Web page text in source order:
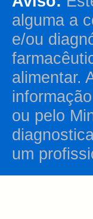
alguma a
e/ou
alimentar.
ou pelo
um